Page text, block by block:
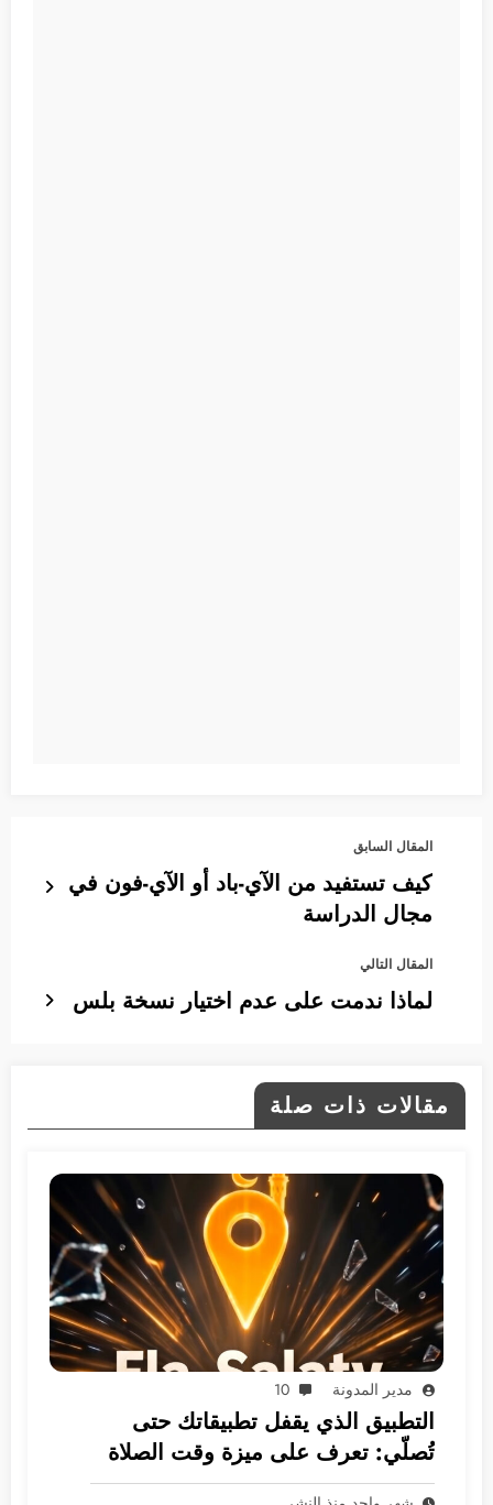
المقال السابق
كيف تستفيد من الآي-باد أو الآي-فون في
مجال الدراسة
المقال التالي
لماذا ندمت على عدم اختيار نسخة بلس
مقالات ذات صلة
مدير المدونة 10
التطبيق الذي يقفل تطبيقاتك حتى
تُصلّي: تعرف على ميزة وقت الصلاة
الثورية